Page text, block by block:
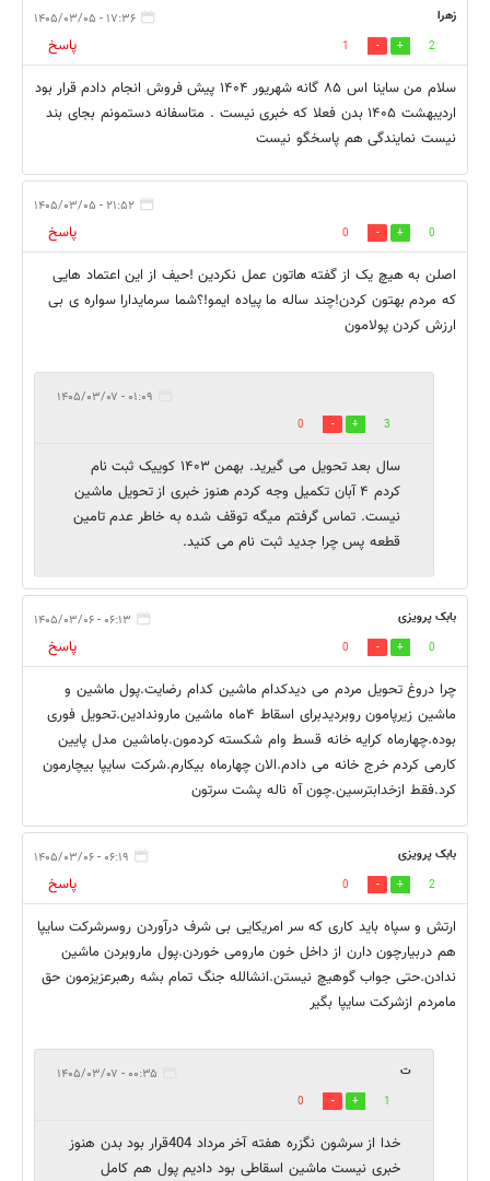
زهرا ۱۷:۳۶ - ۱۴۰۵/۰۳/۰۵
2
1
پاسخ
سلام من ساینا اس ۸۵ گانه شهریور ۱۴۰۴ پیش فروش انجام دادم قرار بود
اردیبهشت ۱۴۰۵ بدن فعلا که خبری نیست . متاسفانه دستمونم بجای بند
نیست نمایندگی هم پاسخگو نیست
۲۱:۵۲ - ۱۴۰۵/۰۳/۰۵
0
0
پاسخ
اصلن به هیچ یک از گفته هاتون عمل نکردین !حیف از این اعتماد هایی
که مردم بهتون کردن!چند ساله ما پیاده ایمو!؟شما سرمایدارا سواره ی بی
ارزش کردن پولامون
۰۱:۰۹ - ۱۴۰۵/۰۳/۰۷
3
0
سال بعد تحویل می گیرید. بهمن ۱۴۰۳ کوییک ثبت نام
کردم ۴ آبان تکمیل وجه کردم هنوز خبری از تحویل ماشین
نیست. تماس گرفتم میگه توقف شده به خاطر عدم تامین
قطعه پس چرا جدید ثبت نام می کنید.
بابک پرویزی ۰۶:۱۳ - ۱۴۰۵/۰۳/۰۶
0
0
پاسخ
چرا دروغ تحویل مردم می دیدکدام ماشین کدام رضایت.پول ماشین و
ماشین زیرپامون روبردیدبرای اسقاط ۴ماه ماشین ماروندادین.تحویل فوری
بوده.چهارماه کرایه خانه قسط وام شکسته کردمون.باماشین مدل پایین
کارمی کردم خرج خانه می دادم.الان چهارماه بیکارم.شرکت سایپا بیچارمون
کرد.فقط ازخدابترسین.چون آه ناله پشت سرتون
بابک پرویزی ۰۶:۱۹ - ۱۴۰۵/۰۳/۰۶
2
0
پاسخ
ارتش و سپاه باید کاری که سر امریکایی بی شرف درآوردن روسرشرکت سایپا
هم دربیارچون دارن از داخل خون مارومی خوردن.پول ماروبردن ماشین
ندادن.حتی جواب گوهیچ نیستن.انشالله جنگ تمام بشه رهبرعزیزمون حق
مامردم ازشرکت سایپا بگیر
ت ۰۰:۳۵ - ۱۴۰۵/۰۳/۰۷
1
0
خدا از سرشون نگزره هفته آخر مرداد 404قرار بود بدن هنوز
خبری نیست ماشین اسقاطی بود دادیم پول هم کامل